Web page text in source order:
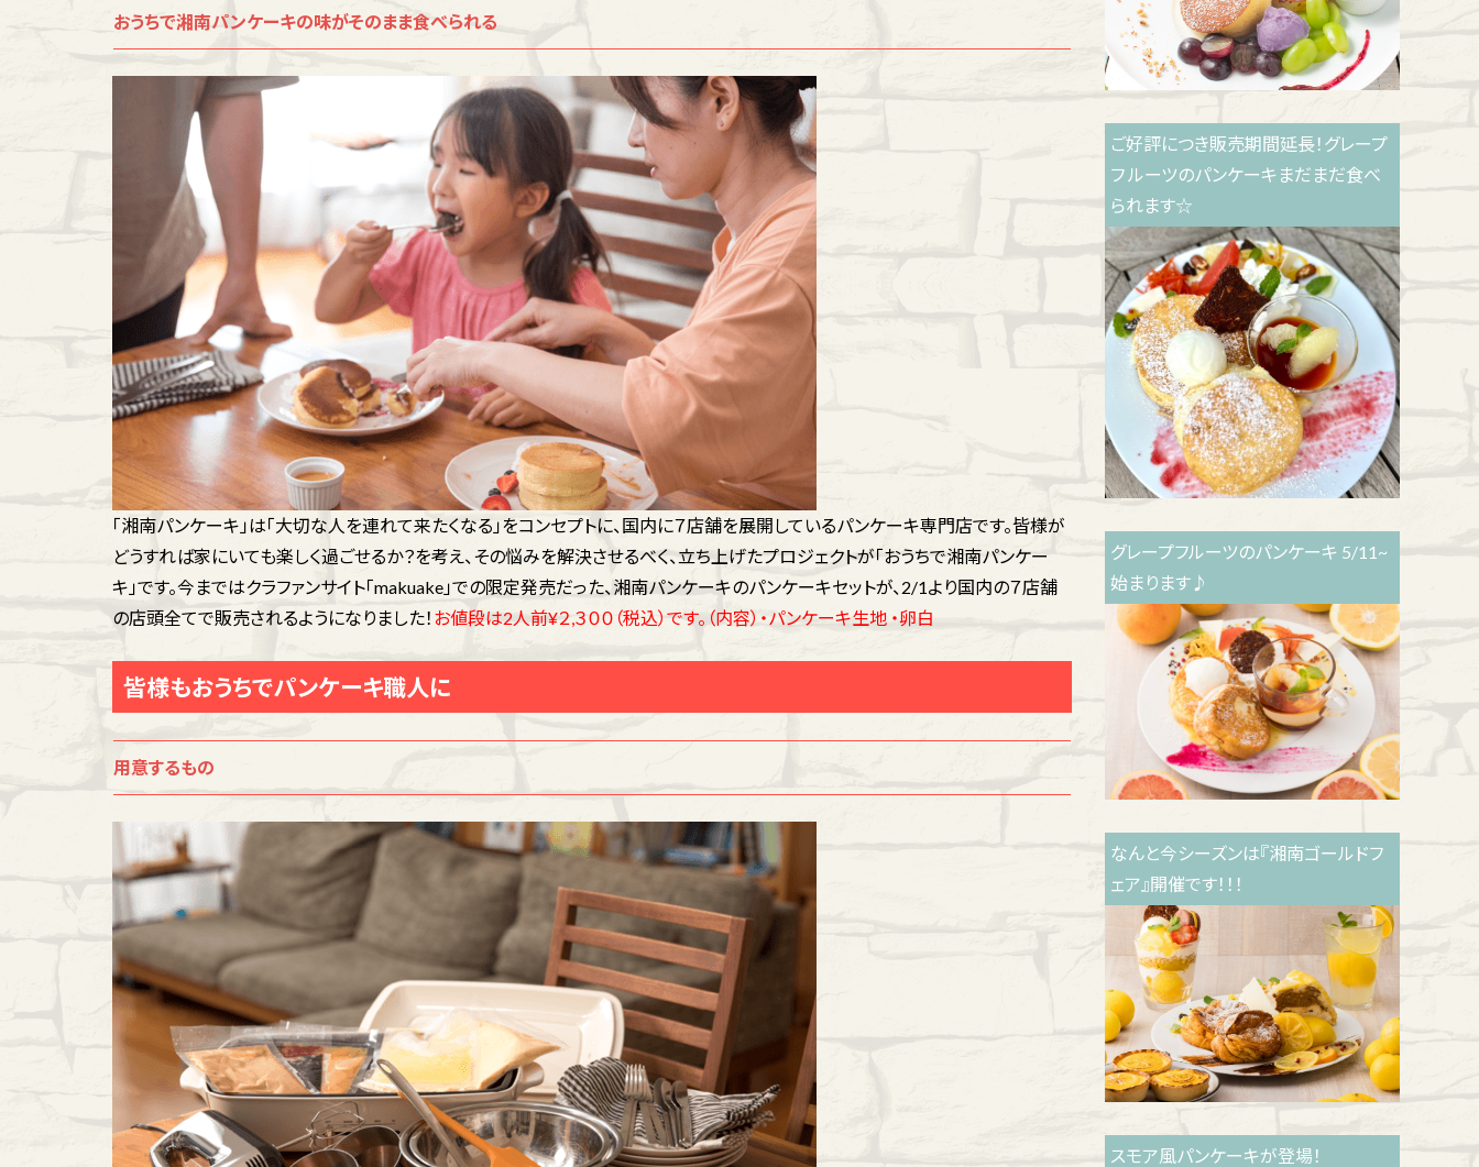
おうちで湘南パンケーキの味がそのまま食べられる
「湘南パンケーキ」は「大切な人を連れて来たくなる」をコンセプトに、国内に７店舗を展開しているパンケーキ専門店です。皆様が
どうすれば家にいても楽しく過ごせるか？を考え、その悩みを解決させるべく、立ち上げたプロジェクトが「おうちで湘南パンケー
キ」です。今まではクラファンサイト「makuake」での限定発売だった、湘南パンケーキのパンケーキセットが、2/1より国内の７店舗
の店頭全てで販売されるようになりました！ お値段は2人前¥２,３００（税込）です。（内容）・パンケーキ生地 ・卵白
皆様もおうちでパンケーキ職人に
用意するもの
ご好評につき販売期間延長！グレープ
フ ルーツのパンケーキまだまだ食べ
られます☆
グレープフルーツのパンケーキ 5/11~
始まります♪
なんと今シーズンは『湘南ゴールドフ
ェア』開催です！！！
スモア風パンケーキが登場！